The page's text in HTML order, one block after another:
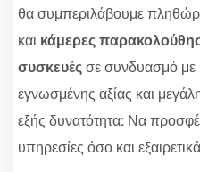
θα συμπεριλάβουμε
και κάμερες
συσκευέςσε συνδυασμό με
εγνωσμένης αξίας και
εξής δυνατότητα: Να
υπηρεσίες όσο και